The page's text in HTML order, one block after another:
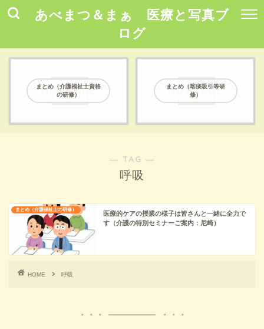
あべまつ＆まぁ 医療と写真ブ
ログ
まとめ（介護福祉士資格
の研修）
まとめ（喀痰吸引等研
修）
― TAG ―
呼吸
まとめ（介護福祉士の研修）
医療的ケアの授業の様子は皆さんと一緒に全力で
す（介護の特別セミナーご案内：尼崎）
HOME 呼吸